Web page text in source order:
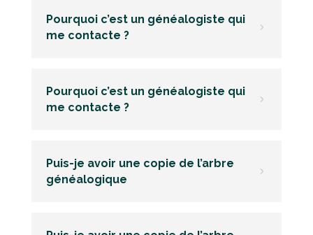
5
Pourquoi c’est un généalogiste qui
me contacte ?
5
Pourquoi c’est un généalogiste qui
me contacte ?
5
Puis-je avoir une copie de l’arbre
généalogique